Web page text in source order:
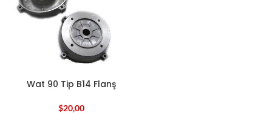
Wat 90 Tip B14 Flanş
$20,00